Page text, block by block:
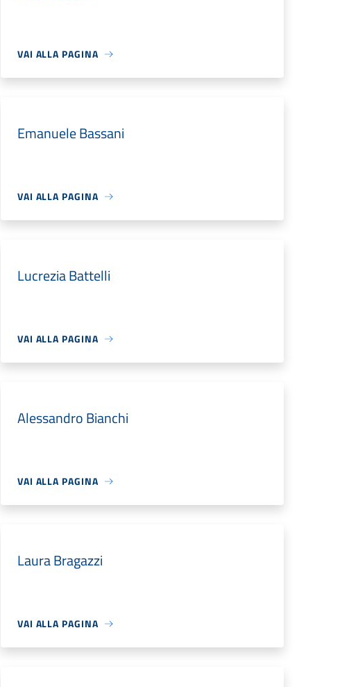
VAI ALLA PAGINA
Emanuele Bassani
VAI ALLA PAGINA
Lucrezia Battelli
VAI ALLA PAGINA
Alessandro Bianchi
VAI ALLA PAGINA
Laura Bragazzi
VAI ALLA PAGINA